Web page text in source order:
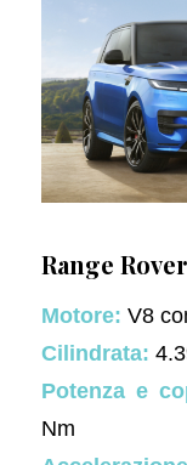
Range
Motore: V8
Cilindrata:
Potenza e
Nm